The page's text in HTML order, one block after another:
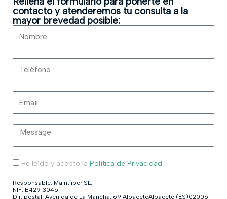
contacto y atenderemos tu consulta a la
mayor brevedad posible:
He leído y acepto la Política de Privacidad.
Responsable: Maintfiber SL.
NIF: B42913046
Dir. postal: Avenida de La Mancha, 69 AlbaceteAlbacete (ES)02006 -